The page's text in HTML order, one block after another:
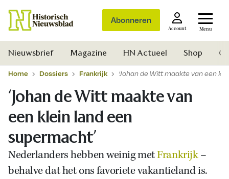
Abonneren
Account Menu
Nieuwsbrief Magazine HN Actueel Shop
Home Dossiers Frankrijk ‘Johan de Witt maakte van een
‘Johan de Witt maakte van
een klein land een
supermacht’
Nederlanders hebben weinig metFrankrijk–
behalve dat het ons favoriete vakantieland is.